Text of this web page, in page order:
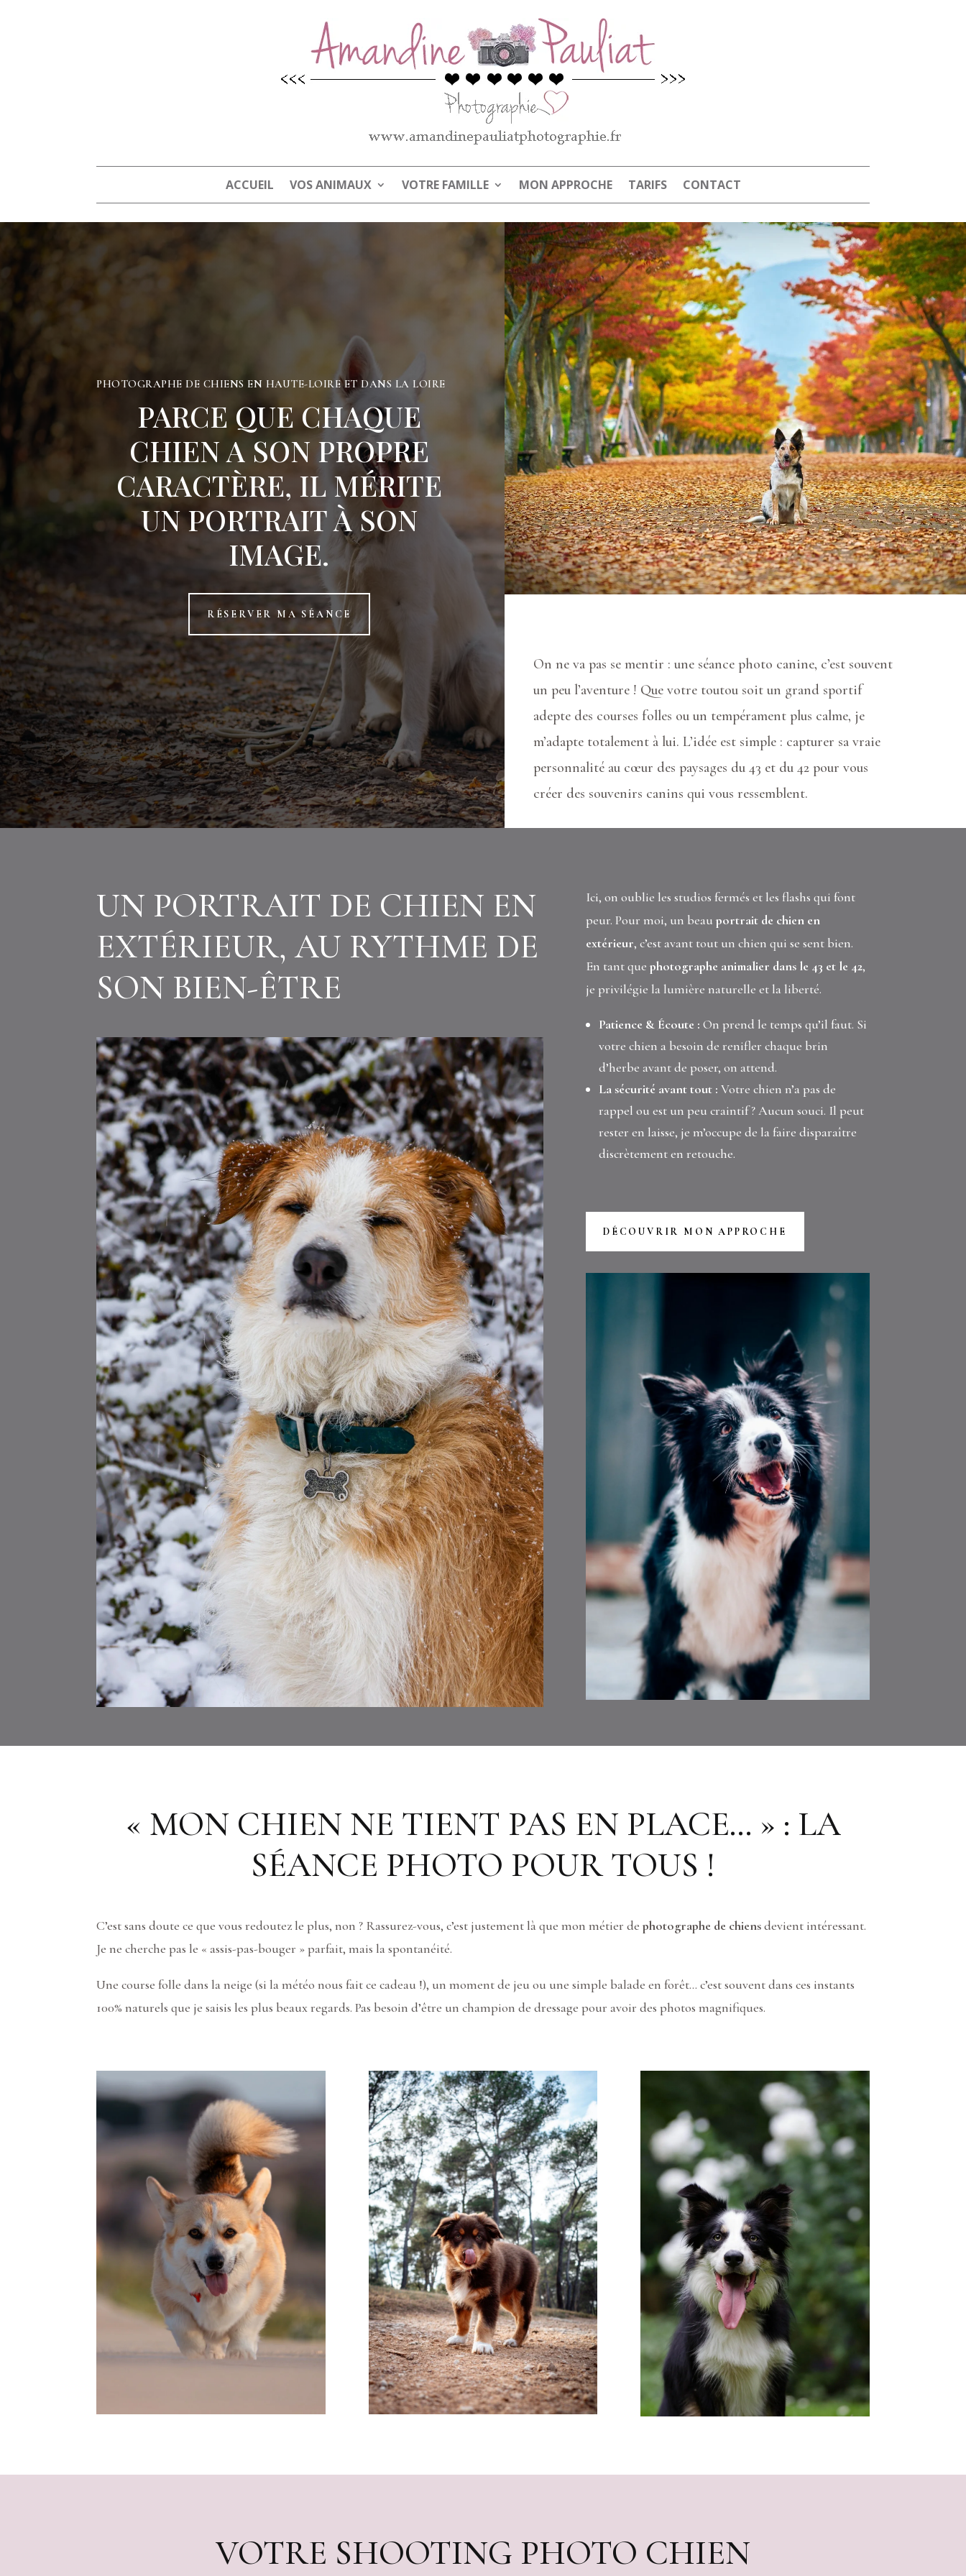
ACCUEIL VOS ANIMAUX VOTRE FAMILLE MON APPROCHE TARIFS CONTACT
PHOTOGRAPHE DE CHIENS EN HAUTE-LOIRE ET DANS LA LOIRE
PARCE QUE CHAQUE
CHIEN A SON PROPRE
CARACTÈRE, IL MÉRITE
UN PORTRAIT À SON
IMAGE.
RÉSERVER MA SÉANCE
On ne va pas se mentir : une séance photo canine, c’est souvent
un peu l’aventure ! Que votre toutou soit un grand sportif
adepte des courses folles ou un tempérament plus calme, je
m’adapte totalement à lui. L’idée est simple : capturer sa vraie
personnalité au cœur des paysages du 43 et du 42 pour vous
créer des souvenirs canins qui vous ressemblent.
UN PORTRAIT DE CHIEN EN
EXTÉRIEUR, AU RYTHME DE
SON BIEN-ÊTRE
Ici, on oublie les studios fermés et les flashs qui font
peur. Pour moi, un beau portrait de chien en
extérieur, c’est avant tout un chien qui se sent bien.
En tant que photographe animalier dans le 43 et le 42,
je privilégie la lumière naturelle et la liberté.
Patience & Écoute : On prend le temps qu’il faut. Si
votre chien a besoin de renifler chaque brin
d’herbe avant de poser, on attend.
La sécurité avant tout : Votre chien n’a pas de
rappel ou est un peu craintif ? Aucun souci. Il peut
rester en laisse, je m’occupe de la faire disparaître
discrètement en retouche.
DÉCOUVRIR MON APPROCHE
« MON CHIEN NE TIENT PAS EN PLACE… » : LA
SÉANCE PHOTO POUR TOUS !
C’est sans doute ce que vous redoutez le plus, non ? Rassurez-vous, c’est justement là que mon métier dephotographe de chiensdevient intéressant.
Je ne cherche pas le « assis-pas-bouger » parfait, mais la spontanéité.
Une course folle dans la neige (si la météo nous fait ce cadeau !), un moment de jeu ou une simple balade en forêt… c’est souvent dans ces instants
100% naturels que je saisis les plus beaux regards. Pas besoin d’être un champion de dressage pour avoir des photos magnifiques.
VOTRE SHOOTING PHOTO CHIEN